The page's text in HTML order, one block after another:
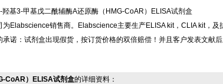
羟基3-甲基戊二酰辅酶A还原酶（HMG-CoAR）ELISA试剂盒
为Elabscience销售商。Elabscience主要生产ELISA kit，CLIA kit，
承诺：试剂盒出现假货，按订货价格的双倍赔偿！并且客户发表文献
CoAR）ELISA试剂盒的详细资料：